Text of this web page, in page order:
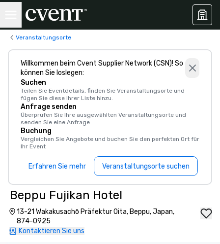
Veranstaltungsorte
Willkommen beim Cvent Supplier Network (CSN)! So
können Sie loslegen:
Suchen
Teilen Sie Eventdetails, finden Sie Veranstaltungsorte und
fügen Sie diese Ihrer Liste hinzu.
Anfrage senden
Überprüfen Sie Ihre ausgewählten Veranstaltungsorte und
senden Sie eine Anfrage
Buchung
Vergleichen Sie Angebote und buchen Sie den perfekten Ort für
Ihr Event
Erfahren Sie mehr Veranstaltungsorte suchen
Beppu Fujikan Hotel
13-21 Wakakusachō Präfektur Oita, Beppu, Japan,
874-0925
Kontaktieren Sie uns